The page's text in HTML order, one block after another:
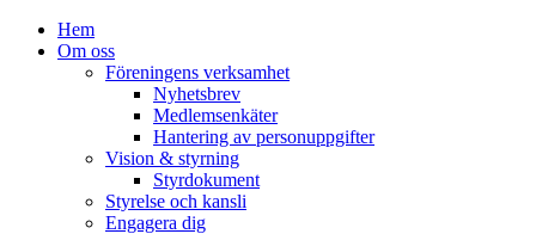
Hem
Om oss
Föreningens verksamhet
Nyhetsbrev
Medlemsenkäter
Hantering av personuppgifter
Vision & styrning
Styrdokument
Styrelse och kansli
Engagera dig